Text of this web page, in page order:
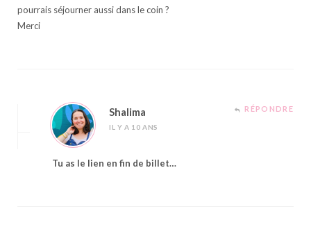
pourrais séjourner aussi dans le coin ?
Merci
Shalima
IL Y A 10 ANS
RÉPONDRE
Tu as le lien en fin de billet…